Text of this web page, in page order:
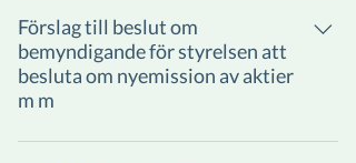
Förslag till beslut om
bemyndigande för styrelsen att
besluta om nyemission av aktier
m m